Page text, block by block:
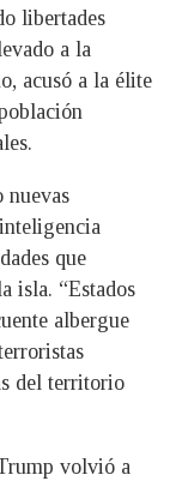
libertades
a la
acusó a la élite
nuevas
que
isla. “Estados
albergue
del territorio
volvió a